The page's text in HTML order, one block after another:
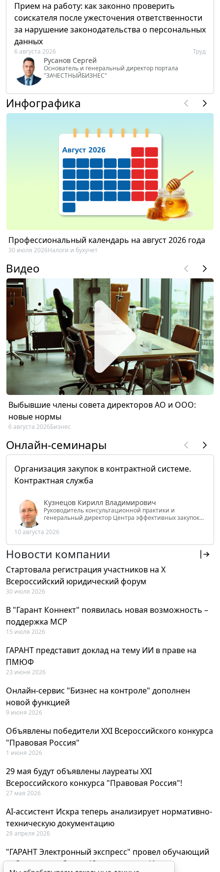
Прием на работу: как законно проверить
соискателя после ужесточения ответственности
за нарушение законодательства о персональных
данных
6 августа 2026 Труд
Русанов Сергей
Основатель и генеральный директор портала
"ЗАЧЕСТНЫЙБИЗНЕС"
Инфографика
Профессиональный календарь на август 2026 года
30 июля 2026Налоги и бухучет
Видео
Выбывшие члены совета директоров АО и ООО:
новые нормы
6 августа 2026Бизнес
Онлайн-семинары
Организация закупок в контрактной системе.
Контрактная служба
Кузнецов Кирилл Владимирович
Руководитель консультационной практики и
генеральный директор Центра эффективных закупок
РФ
10 августа 2026
Новости компании
Стартовала регистрация участников на X
Всероссийский юридический форум
30 июля 2026
В "Гарант Коннект" появилась новая возможность –
поддержка MCP
15 июля 2026
ГАРАНТ представит доклад на тему ИИ в праве на
ПМЮФ
23 июня 2026
Онлайн-сервис "Бизнес на контроле" дополнен
новой функцией
9 июня 2026
Объявлены победители XXI Всероссийского конкурса
"Правовая Россия"
1 июня 2026
29 мая будут объявлены лауреаты XXI
Всероссийского конкурса "Правовая Россия"!
27 мая 2026
AI-ассистент Искра теперь анализирует нормативно-
техническую документацию
28 апреля 2026
"ГАРАНТ Электронный экспресс" провел обучающий
вебинар по работе с AI-ассистентом Искра